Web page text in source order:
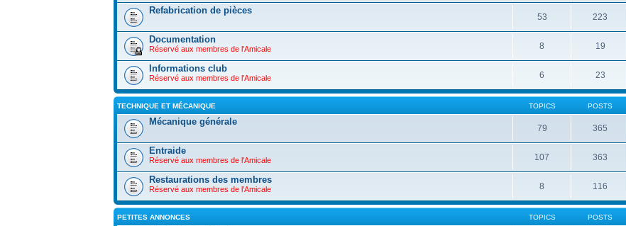
Refabrication de pièces
53 223
Documentation
Réservé aux membres de l'Amicale 8 19
Informations club
Réservé aux membres de l'Amicale 6 23
TECHNIQUE ET MÉCANIQUE TOPICS POSTS
Mécanique générale
79 365
Entraide
Réservé aux membres de l'Amicale 107 363
Restaurations des membres
Réservé aux membres de l'Amicale 8 116
PETITES ANNONCES TOPICS POSTS